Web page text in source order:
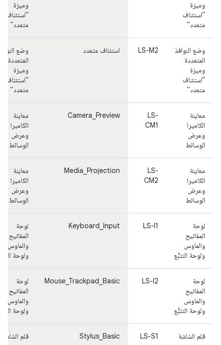
وميزة
"استئناف
متعدد"
وميزة
"استئناف
متعدد"
وضع النوافذ
المتعددة
وميزة
"استئناف
متعدد"
LS-M2 استئناف متعدد
وضع
المتعددة
وميزة
"استئناف
متعدد"
معاينة
الكاميرا
وعرض
الوسائط
LS-
CM1
Camera_Preview
معاينة
الكاميرا
وعرض
الوسائط
معاينة
الكاميرا
وعرض
الوسائط
LS-
CM2
Media_Projection
معاينة
الكاميرا
وعرض
الوسائط
لوحة
المفاتيح
والماوس
ولوحة التتبُّع
LS-I1
Keyboard_Input
لوحة
المفاتيح
والماوس
ولوحة
لوحة
المفاتيح
والماوس
ولوحة التتبُّع
LS-I2
Mouse_Trackpad_Basic
لوحة
المفاتيح
والماوس
ولوحة
قلم الشاشة LS-S1
Stylus_Basic قلم الشاشة